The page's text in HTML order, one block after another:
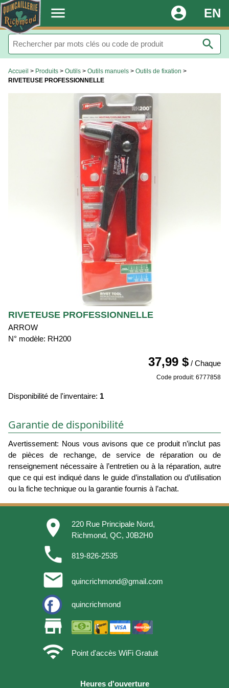
. menu EN
account_circle
search
Accueil > Produits > Outils > Outils manuels > Outils de fixation >
RIVETEUSE PROFESSIONNELLE
RIVETEUSE PROFESSIONNELLE
ARROW
N° modèle: RH200
37,99 $ / Chaque
Code produit: 6777858
Disponibilité de l'inventaire: 1
Garantie de disponibilité
Avertissement: Nous vous avisons que ce produit n’inclut pas
de pièces de rechange, de service de réparation ou de
renseignement nécessaire à l’entretien ou à la réparation, autre
que ce qui est indiqué dans le guide d’installation ou d’utilisation
ou la fiche technique ou la garantie fournis à l’achat.
place
220 Rue Principale Nord,
Richmond, QC, J0B2H0
phone 819-826-2535
email quincrichmond@gmail.com
quincrichmond
store
wifi
Point d'accès WiFi Gratuit
Heures d'ouverture